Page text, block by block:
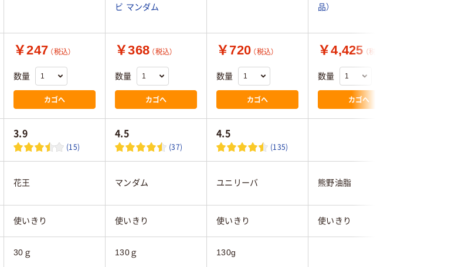
ビ マンダム
品）
￥247 （税込）
数量
カゴへ
￥368 （税込）
数量
カゴへ
￥720 （税込）
数量
カゴへ
￥4,425 （税込）
数量
カゴへ
3.9
(15)
4.5
(37)
4.5
(135)
花王 マンダム ユニリーバ 熊野油脂
使いきり 使いきり 使いきり 使いきり
30ｇ 130ｇ 130g